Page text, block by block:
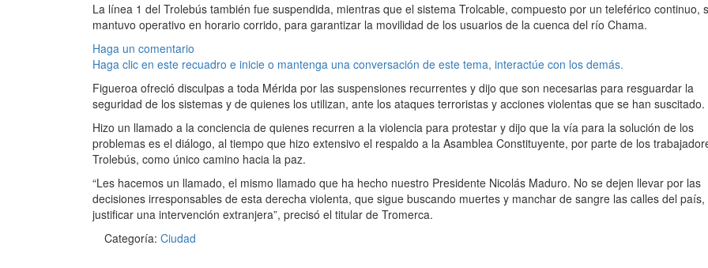
La línea 1 del Trolebús también fue suspendida, mientras que el sistema Trolcable, compuesto por un teleférico continuo,
mantuvo operativo en horario corrido, para garantizar la movilidad de los usuarios de la cuenca del río Chama.
Haga un comentario
Haga clic en este recuadro e inicie o mantenga una conversación de este tema, interactúe con los demás.
Figueroa ofreció disculpas a toda Mérida por las suspensiones recurrentes y dijo que son necesarias para resguardar la
seguridad de los sistemas y de quienes los utilizan, ante los ataques terroristas y acciones violentas que se han suscitado.
Hizo un llamado a la conciencia de quienes recurren a la violencia para protestar y dijo que la vía para la solución de los
problemas es el diálogo, al tiempo que hizo extensivo el respaldo a la Asamblea Constituyente, por parte de los
Trolebús, como único camino hacia la paz.
“Les hacemos un llamado, el mismo llamado que ha hecho nuestro Presidente Nicolás Maduro. No se dejen llevar por las
decisiones irresponsables de esta derecha violenta, que sigue buscando muertes y manchar de sangre las calles del
justificar una intervención extranjera”, precisó el titular de Tromerca.
Categoría: Ciudad